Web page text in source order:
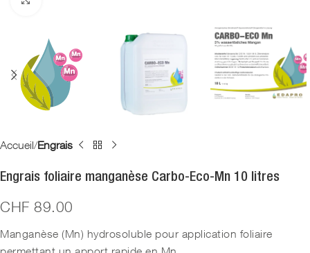
Accueil Engrais
Engrais foliaire manganèse Carbo-Eco-Mn 10 litres
CHF 89.00
Manganèse (Mn) hydrosoluble pour application foliaire